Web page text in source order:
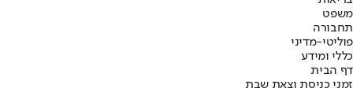
משפט
תחבורה
פוליטי-מדיני
כללי ומידע
דף הבית
זמני כניסת וצאת שבת